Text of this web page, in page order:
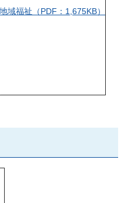
地域福祉（PDF：1,675KB）